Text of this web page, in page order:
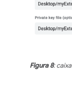
Figura 8: